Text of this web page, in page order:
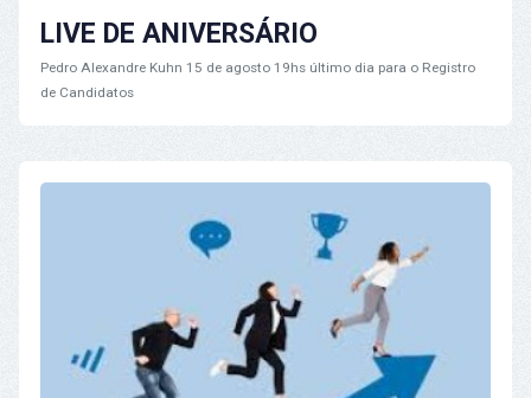
LIVE DE ANIVERSÁRIO
Pedro Alexandre Kuhn 15 de agosto 19hs último dia para o Registro
de Candidatos